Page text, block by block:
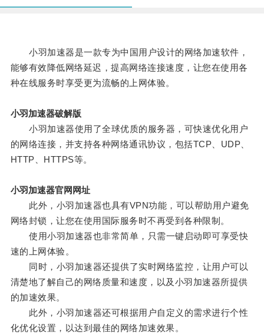
小羽加速器是一款专为中国用户设计的网络加速软件，
能够有效降低网络延迟，提高网络连接速度，让您在使用各
种在线服务时享受更为流畅的上网体验。
小羽加速器破解版
小羽加速器使用了全球优质的服务器，可快速优化用户
的网络连接，并支持各种网络通讯协议，包括TCP、UDP、
HTTP、HTTPS等。
小羽加速器官网网址
此外，小羽加速器也具有VPN功能，可以帮助用户避免
网络封锁，让您在使用国际服务时不再受到各种限制。
使用小羽加速器也非常简单，只需一键启动即可享受快
速的上网体验。
同时，小羽加速器还提供了实时网络监控，让用户可以
清楚地了解自己的网络质量和速度，以及小羽加速器所提供
的加速效果。
此外，小羽加速器还可根据用户自定义的需求进行个性
化优化设置，以达到最佳的网络加速效果。